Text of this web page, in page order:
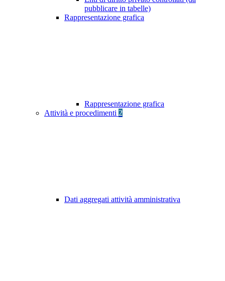
pubblicare in tabelle)
Rappresentazione grafica
Rappresentazione grafica
Attività e procedimenti 2
Dati aggregati attività amministrativa